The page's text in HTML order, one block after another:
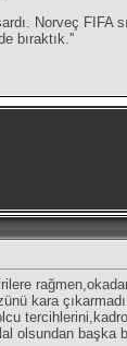
Norveç FIFA
bıraktık.''
kara
olsundan